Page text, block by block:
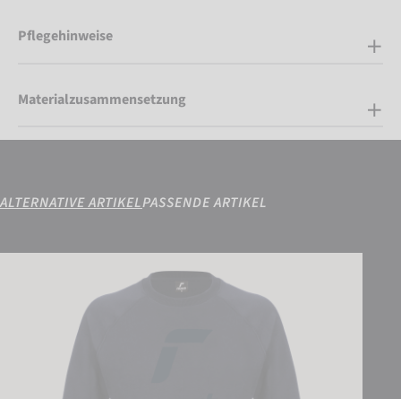
Pflegehinweise
Materialzusammensetzung
ALTERNATIVE ARTIKELPASSENDE ARTIKEL